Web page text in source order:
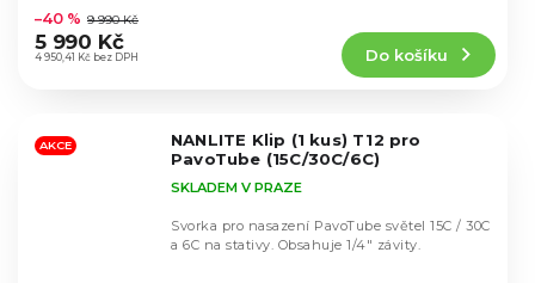
hodnocení
produktu
je
hvězdiček.
4 950,41 Kč bez DPH
–40 % 9 990 Kč
5 990 Kč
Do košíku
AKCE
NANLITE Klip (1 kus) T12 pro
PavoTube (15C/30C/6C)
SKLADEM V PRAZE
Svorka pro nasazení PavoTube světel 15C / 30C
a 6C na stativy. Obsahuje 1/4" závity.